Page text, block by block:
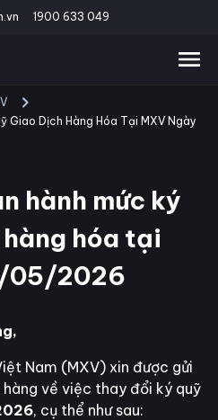
1900 633 049
Giao Dịch Hàng Hóa Tại MXV Ngày
hành mức ký
hóa tại
05/2026
Nam (MXV) xin được gửi
về việc thay đổi ký quỹ
, cụ thể như sau: